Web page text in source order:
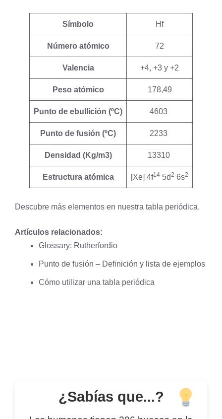
Símbolo Hf
Número atómico 72
Valencia +4, +3 y +2
Peso atómico 178,49
Punto de ebullición (ºC) 4603
Punto de fusión (ºC) 2233
Densidad (Kg/m3) 13310
Estructura atómica [Xe] 4f14 5d 2 6s2
Descubre más elementos en nuestra tabla periódica.
Artículos relacionados:
Glossary: Rutherfordio
Punto de fusión – Definición y lista de ejemplos
Cómo utilizar una tabla periódica
¿Sabías que...?